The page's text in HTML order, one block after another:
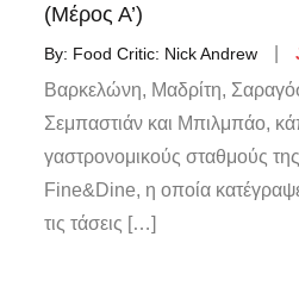
(Μέρος Α’)
By: Food Critic: Nick Andrew
Βαρκελώνη, Μαδρίτη,
Σεμπαστιάν και Μπιλμπάο,
γαστρονομικούς σταθμούς
Fine&Dine, η οποία
τις τάσεις […]